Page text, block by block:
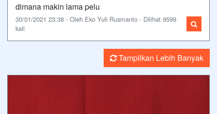
dimana makin lama pelu
30/01/2021 23:38 - Oleh Eko Yuli Rusmanto - Dilihat 9599
kali
Tampilkan Lebih Banyak